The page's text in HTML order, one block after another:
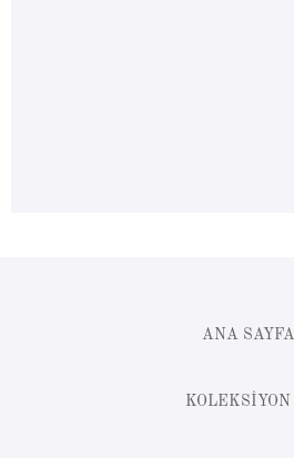
ANA SAYFA
KOLEKSIYON